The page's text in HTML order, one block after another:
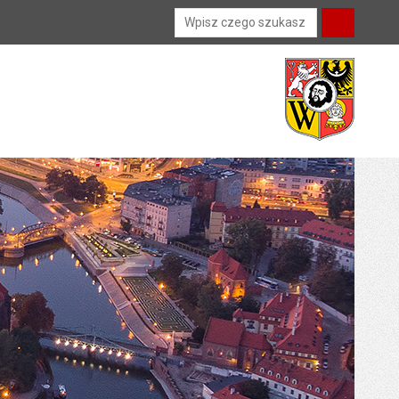
Wyszukiwarka